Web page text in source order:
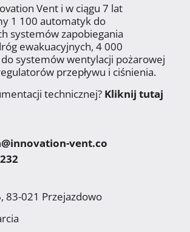
Vent i w ciągu 7 lat
1 100 automatyk do
systemów zapobiegania
ewakuacyjnych, 4 000
systemów wentylacji pożarowej
przepływu i ciśnienia.
technicznej? Kliknij tutaj
vent.co
83-021 Przejazdowo